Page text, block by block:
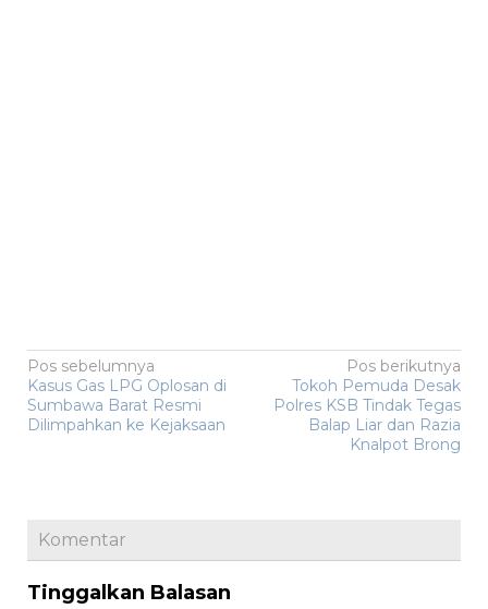
Navigasi
pos
Pos sebelumnya
Kasus Gas LPG Oplosan di
Sumbawa Barat Resmi
Dilimpahkan ke Kejaksaan
Pos berikutnya
Tokoh Pemuda Desak
Polres KSB Tindak Tegas
Balap Liar dan Razia
Knalpot Brong
Komentar
Tinggalkan Balasan